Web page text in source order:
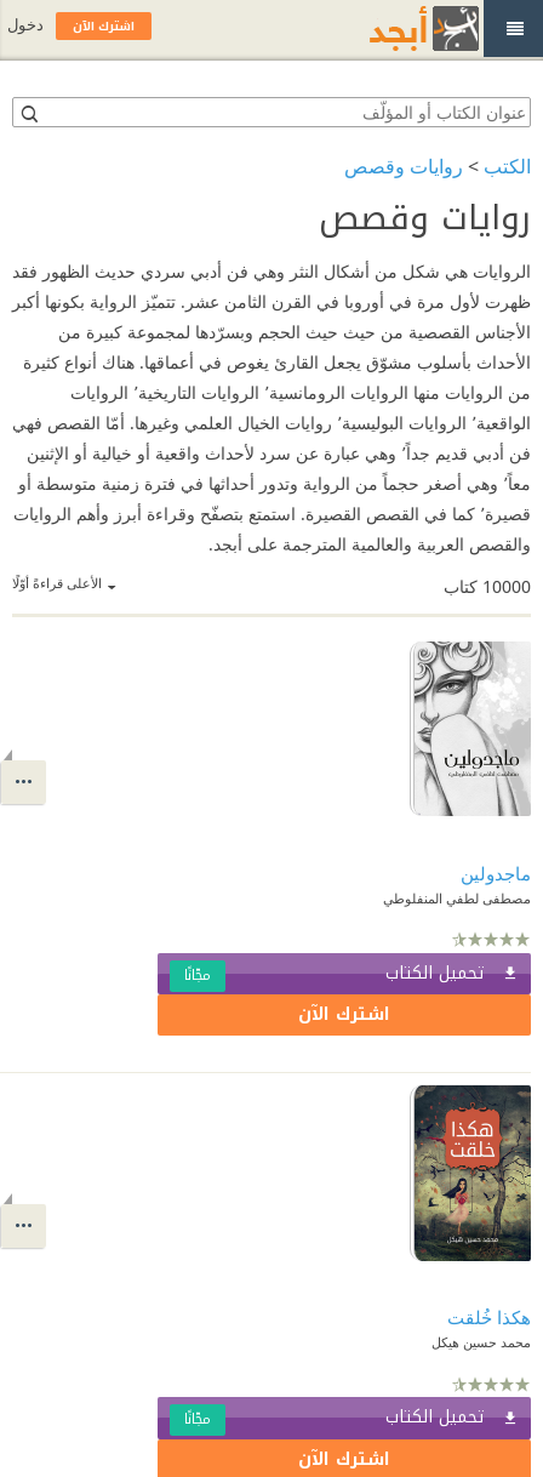
الكتب > روايات وقصص
روايات وقصص
الروايات هي شكل من أشكال النثر وهي فن أدبي سردي حديث الظهور فقد
ظهرت لأول مرة في أوروبا في القرن الثامن عشر. تتميّز الرواية بكونها أكبر
الأجناس القصصية من حيث حيث الحجم وبسرّدها لمجموعة كبيرة من
الأحداث بأسلوب مشوّق يجعل القارئ يغوص في أعماقها. هناك أنواع كثيرة
من الروايات منها الروايات الرومانسية٬ الروايات التاريخية٬ الروايات
الواقعية٬ الروايات البوليسية٬ روايات الخيال العلمي وغيرها. أمّا القصص فهي
فن أدبي قديم جداً٬ وهي عبارة عن سرد لأحداث واقعية أو خيالية أو الإثنين
معاً٬ وهي أصغر حجماً من الرواية وتدور أحداثها في فترة زمنية متوسطة أو
قصيرة٬ كما في القصص القصيرة. استمتع بتصفّح وقراءة أبرز وأهم الروايات
والقصص العربية والعالمية المترجمة على أبجد.
الأعلى قراءةً أوّلًا 10000 كتاب
ماجدولين
مصطفى لطفي المنفلوطي
تحميل الكتاب مجّانًا
اشترك الآن
هكذا خُلقت
محمد حسين هيكل
تحميل الكتاب مجّانًا
اشترك الآن
اشترك الآن دخول